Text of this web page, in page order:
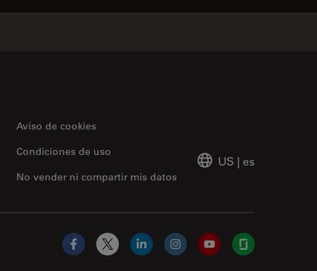
Aviso de cookies
No vender ni compartir mis datos
Condiciones de uso
US | es
Facebook
X LinkedInInstagramYouTubeGlassdoor